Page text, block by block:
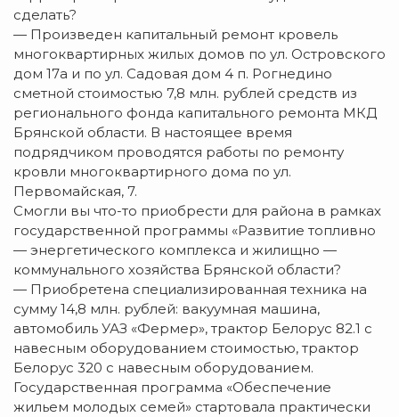
сделать?
— Произведен капитальный ремонт кровель
многоквартирных жилых домов по ул. Островского
дом 17а и по ул. Садовая дом 4 п. Рогнедино
сметной стоимостью 7,8 млн. рублей средств из
регионального фонда капитального ремонта МКД
Брянской области. В настоящее время
подрядчиком проводятся работы по ремонту
кровли многоквартирного дома по ул.
Первомайская, 7.
Смогли вы что-то приобрести для района в рамках
государственной программы «Развитие топливно
— энергетического комплекса и жилищно —
коммунального хозяйства Брянской области?
— Приобретена специализированная техника на
сумму 14,8 млн. рублей: вакуумная машина,
автомобиль УАЗ «Фермер», трактор Белорус 82.1 с
навесным оборудованием стоимостью, трактор
Белорус 320 с навесным оборудованием.
Государственная программа «Обеспечение
жильем молодых семей» стартовала практически